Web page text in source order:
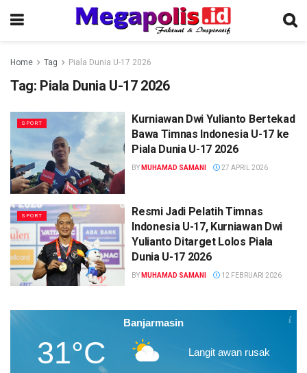
Home Tag Piala Dunia U-17 2026
Tag: Piala Dunia U-17 2026
SPORT
Kurniawan Dwi Yulianto Bertekad
Bawa Timnas Indonesia U-17 ke
Piala Dunia U-17 2026
BY MUHAMAD SAMANI 27 APRIL 2026
SPORT
Resmi Jadi Pelatih Timnas
Indonesia U-17, Kurniawan Dwi
Yulianto Ditarget Lolos Piala
Dunia U-17 2026
BY MUHAMAD SAMANI 12 FEBRUARI 2026
Banjarmasin
31°C Langit awan rusak